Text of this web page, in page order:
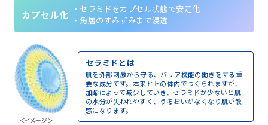
カプセル化
・セラミドをカプセル状態で安定化
・角層のすみずみまで浸透
セラミドとは
肌を外部刺激から守る、バリア機能の働きをする重
要な成分です。本来ヒトの体内でつくられますが、
加齢によって減少していき、セラミドが少ないと肌
の水分が失われやすく、うるおいがなくなり肌が敏
感になります。